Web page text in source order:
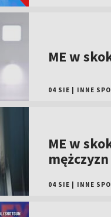
ME w
04 SIE INNE
ME w
04 SIE INNE